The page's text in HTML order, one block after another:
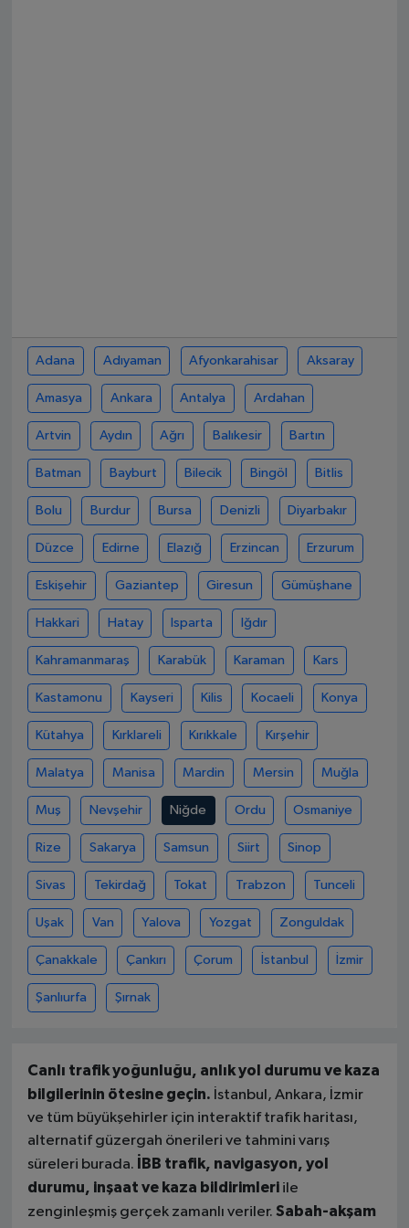
Adana Adıyaman Afyonkarahisar Aksaray
Amasya Ankara Antalya Ardahan
Artvin Aydın Ağrı Balıkesir Bartın
Batman Bayburt Bilecik Bingöl Bitlis
Bolu Burdur Bursa Denizli Diyarbakır
Düzce Edirne Elazığ Erzincan Erzurum
Eskişehir Gaziantep Giresun Gümüşhane
Hakkari Hatay Isparta Iğdır
Kahramanmaraş Karabük Karaman Kars
Kastamonu Kayseri Kilis Kocaeli Konya
Kütahya Kırklareli Kırıkkale Kırşehir
Malatya Manisa Mardin Mersin Muğla
Muş Nevşehir Niğde Ordu Osmaniye
Rize Sakarya Samsun Siirt Sinop
Sivas Tekirdağ Tokat Trabzon Tunceli
Uşak Van Yalova Yozgat Zonguldak
Çanakkale Çankırı Çorum İstanbul İzmir
Şanlıurfa Şırnak
Canlı trafik yoğunluğu, anlık yol durumu ve kaza
bilgilerinin ötesine geçin. İstanbul, Ankara, İzmir
ve tüm büyükşehirler için interaktif trafik haritası,
alternatif güzergah önerileri ve tahmini varış
süreleri burada.
İBB trafik, navigasyon, yol
durumu, inşaat ve kaza bildirimleriile
zenginleşmiş gerçek zamanlı veriler. Sabah-akşam